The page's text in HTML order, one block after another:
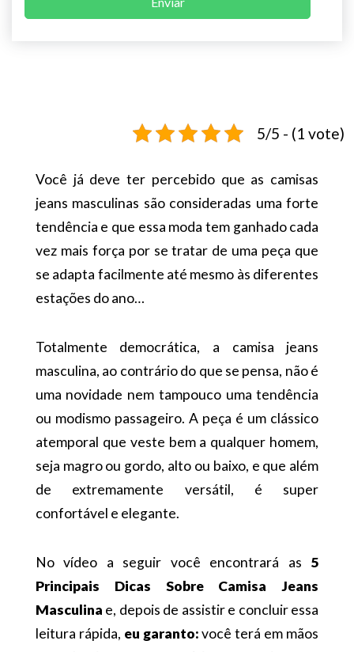
5/5 - (1 vote)
Você já deve ter percebido que as camisas
jeans masculinas são consideradas uma forte
tendência e que essa moda tem ganhado cada
vez mais força por se tratar de uma peça que
se adapta facilmente até mesmo às diferentes
estações do ano…
Totalmente democrática, a camisa jeans
masculina, ao contrário do que se pensa, não é
uma novidade nem tampouco uma tendência
ou modismo passageiro. A peça é um clássico
atemporal que veste bem a qualquer homem,
seja magro ou gordo, alto ou baixo, e que além
de extremamente versátil, é super
confortável e elegante.
No vídeo a seguir você encontrará as 5
Principais Dicas Sobre Camisa Jeans
Masculina e, depois de assistir e concluir essa
leitura rápida, eu garanto:você terá em mãos